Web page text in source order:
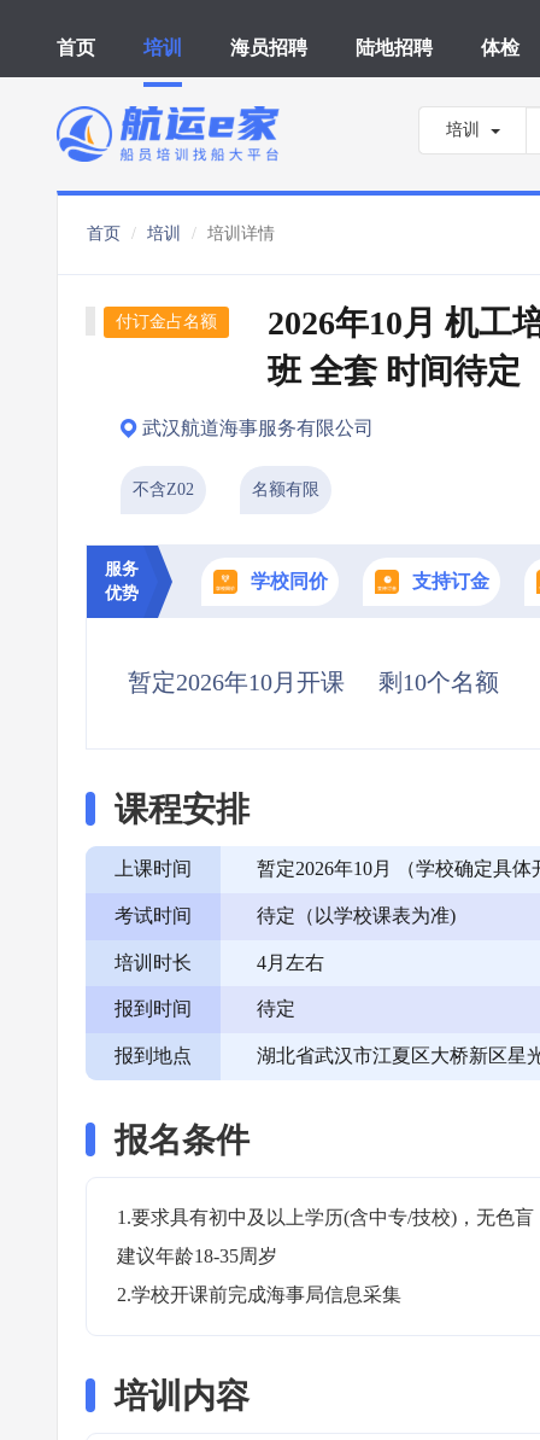
首页 培训 海员招聘 陆地招聘 体检
培训
首页 培训 培训详情
付订金占名额
2026年10月 机工
班 全套 时间待定
武汉航道海事服务有限公司
不含Z02 名额有限
服务
优势
学校同价 支持订金
暂定2026年10月开课 剩10个名额
课程安排
上课时间 暂定2026年10月 （学校确定具
考试时间 待定（以学校课表为准)
培训时长 4月左右
报到时间 待定
报到地点 湖北省武汉市江夏区大桥新区星
报名条件
1.要求具有初中及以上学历(含中专/技校)，无色
建议年龄18-35周岁
2.学校开课前完成海事局信息采集
培训内容